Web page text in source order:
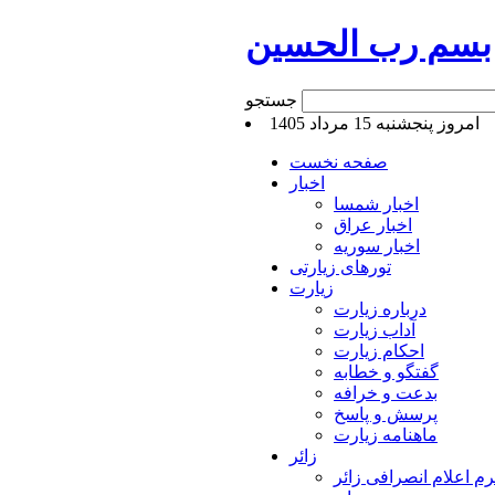
بسم رب الحسین
امروز پنجشنبه 15 مرداد 1405
صفحه نخست
اخبار
اخبار شمسا
اخبار عراق
اخبار سوریه
تورهای زیارتی
زیارت
درباره زیارت
آداب زیارت
احکام زیارت
گفتگو و خطابه
بدعت و خرافه
پرسش و پاسخ
ماهنامه زیارت
زائر
اعلام انصرافی زائر